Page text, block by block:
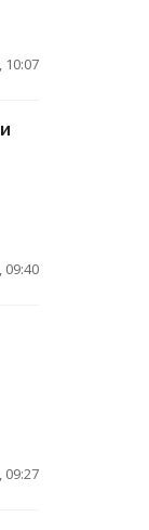
10:07
09:40
09:27